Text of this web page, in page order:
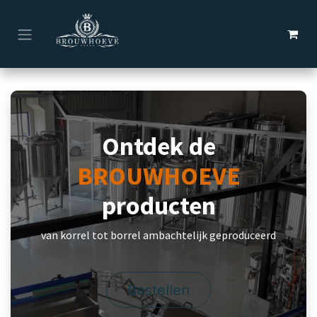
Overslaan naar inhoud
Ontdek de
BROUWHOEVE
producten
van korrel tot borrel ambachtelijk geproduceerd
Bestellen